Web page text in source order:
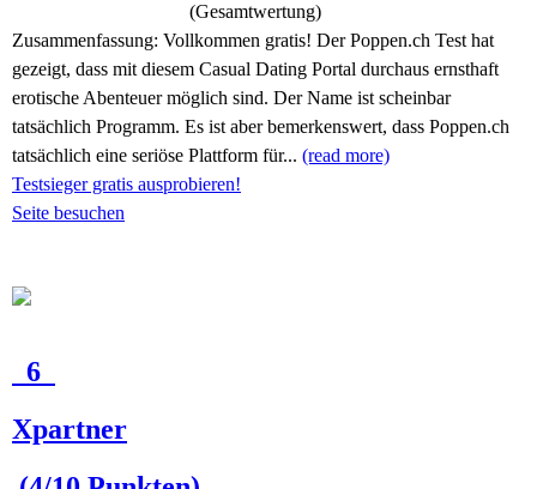
(Gesamtwertung)
Zusammenfassung: Vollkommen gratis! Der Poppen.ch Test hat
gezeigt, dass mit diesem Casual Dating Portal durchaus ernsthaft
erotische Abenteuer möglich sind. Der Name ist scheinbar
tatsächlich Programm. Es ist aber bemerkenswert, dass Poppen.ch
tatsächlich eine seriöse Plattform für... (read more)
Testsieger gratis ausprobieren!
Seite besuchen
6
Xpartner